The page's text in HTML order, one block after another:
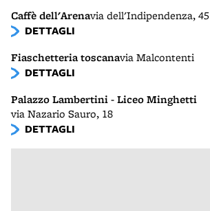
Caffè dell'Arenavia dell'Indipendenza, 45
DETTAGLI
Fiaschetteria toscanavia Malcontenti
DETTAGLI
Palazzo Lambertini - Liceo Minghetti
via Nazario Sauro, 18
DETTAGLI